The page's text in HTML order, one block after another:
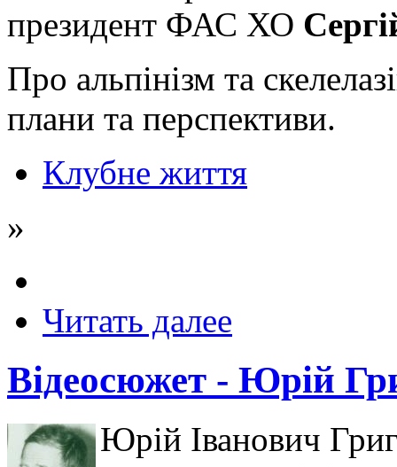
президент ФАС ХО
Про альпінізм та
плани та перспективи.
Клубне життя
»
Читать далее
Відеосюжет - Юрій
Юрій Іванович